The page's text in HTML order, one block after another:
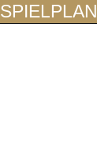
SPIELPLAN